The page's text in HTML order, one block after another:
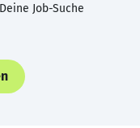
Job-Suche